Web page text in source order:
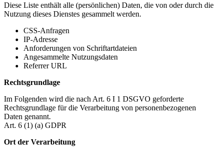
Diese Liste enthält alle (persönlichen) Daten, die von oder durch die
Nutzung dieses Dienstes gesammelt werden.
CSS-Anfragen
IP-Adresse
Anforderungen von Schriftartdateien
Angesammelte Nutzungsdaten
Referrer URL
Rechtsgrundlage
Im Folgenden wird die nach Art. 6 I 1 DSGVO geforderte
Rechtsgrundlage für die Verarbeitung von personenbezogenen
Daten genannt.
Art. 6 (1) (a) GDPR
Ort der Verarbeitung